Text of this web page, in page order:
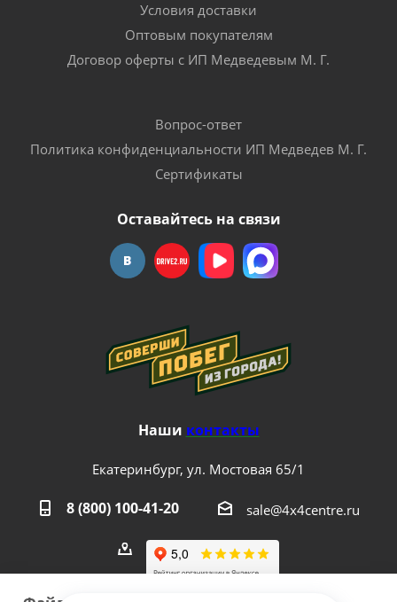
Условия доставки
Оптовым покупателям
Договор оферты с ИП Медведевым М. Г.
Вопрос-ответ
Политика конфиденциальности ИП Медведев М. Г.
Сертификаты
Оставайтесь на связи
Наши контакты
Екатеринбург, ул. Мостовая 65/1
8 (800) 100-41-20 sale@4x4centre.ru